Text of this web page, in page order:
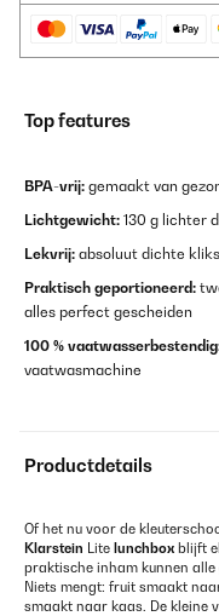
Top features
BPA-vrij: gemaakt van
Lichtgewicht: 130 g lichter
Lekvrij: absoluut dichte
Praktisch geportioneerd:
alles perfect gescheiden
100 %
vaatwasmachine
Productdetails
Of het nu voor de
Klarstein Lite lunchbox blijft
praktische inham kunnen
Niets mengt: fruit smaakt
smaakt naar kaas. De kleine